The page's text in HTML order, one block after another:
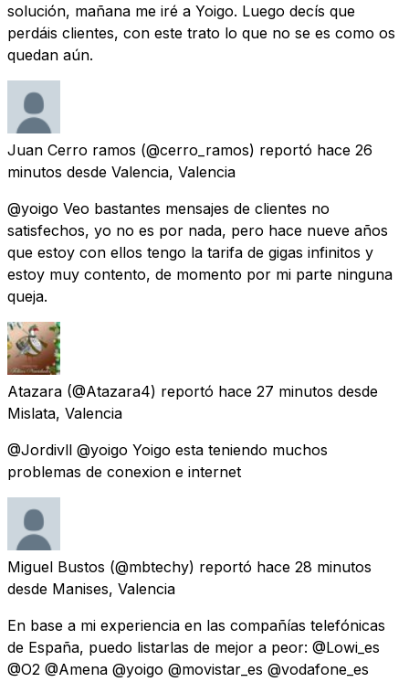
solución, mañana me iré a Yoigo. Luego decís que
perdáis clientes, con este trato lo que no se es como os
quedan aún.
Juan Cerro ramos (@cerro_ramos) reportó hace 26
minutos desde Valencia, Valencia
@yoigo Veo bastantes mensajes de clientes no
satisfechos, yo no es por nada, pero hace nueve años
que estoy con ellos tengo la tarifa de gigas infinitos y
estoy muy contento, de momento por mi parte ninguna
queja.
Atazara (@Atazara4) reportó hace 27 minutos desde
Mislata, Valencia
@Jordivll @yoigo Yoigo esta teniendo muchos
problemas de conexion e internet
Miguel Bustos (@mbtechy) reportó hace 28 minutos
desde Manises, Valencia
En base a mi experiencia en las compañías telefónicas
de España, puedo listarlas de mejor a peor: @Lowi_es
@O2 @Amena @yoigo @movistar_es @vodafone_es